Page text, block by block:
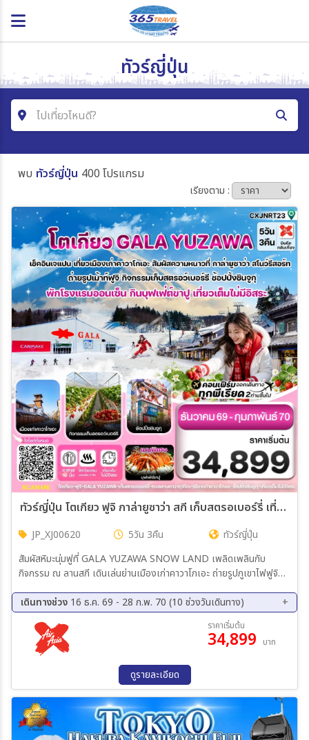
ทัวร์ญี่ปุ่น
ไปเที่ยวไหนดี?
ค้นหาโปรแกรมทัวร์
โซน
ประเทศ
เมือง
สายการบิน
ตั้งแต่วันที่
ถึงวันที่
เฉพาะเดือน
เฉพาะเทศกาล
ค้นหา
พบ ทัวร์ญี่ปุ่น 400 โปรแกรม
เรียงตาม :
ทัวร์ญี่ปุ่น โตเกียว ฟูจิ กาล่ายูซาว่า สกี เก็บสตรอเบอร์รี่ เที่ยวเต็มไม่มีอิสระ 5วัน 3คืน (XJ)
JP_XJ00620 5วัน 3คืน
ทัวร์ญี่ปุ่น
สัมผัสหิมะนุ่มฟูที่ GALA YUZAWA SNOW LAND เพลิดเพลินกับ
กิจกรรม ณ ลานสกี เดินเล่นย่านเมืองเก่าคาวาโกเอะ ถ่ายรูปภูเขาไฟฟูจิ
ช้อปปิ้งชินจูกุ , ช้อปปิ้งมิตสุย เอาท์เล็ต อิ่มอร่อยกับเมนูพิเศษ !! บุฟเฟ่ต์ขา
ปูยักษ์
เดินทางช่วง 16 ธ.ค. 69 - 28 ก.พ. 70 (10 ช่วงวันเดินทาง)
16 ธ.ค. 69 - 20 ธ.ค. 69
23 ธ.ค. 69 - 27 ธ.ค. 69
06 ม.ค. 70 - 10 ม.ค. 70
13 ม.ค. 70 - 17 ม.ค. 70
20 ม.ค. 70 - 24 ม.ค. 70
27 ม.ค. 70 - 31 ม.ค. 70
10 ก.พ. 70 - 14 ก.พ. 70
24 ก.พ. 70 - 28 ก.พ. 70
ราคาเริ่มต้น
34,899 บาท
ดูรายละเอียด